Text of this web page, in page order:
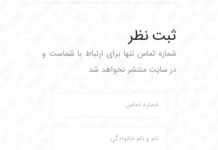
ثبت نظر
شماره تماس تنها برای ارتباط با شماست و
در سایت منتشر نخواهد شد